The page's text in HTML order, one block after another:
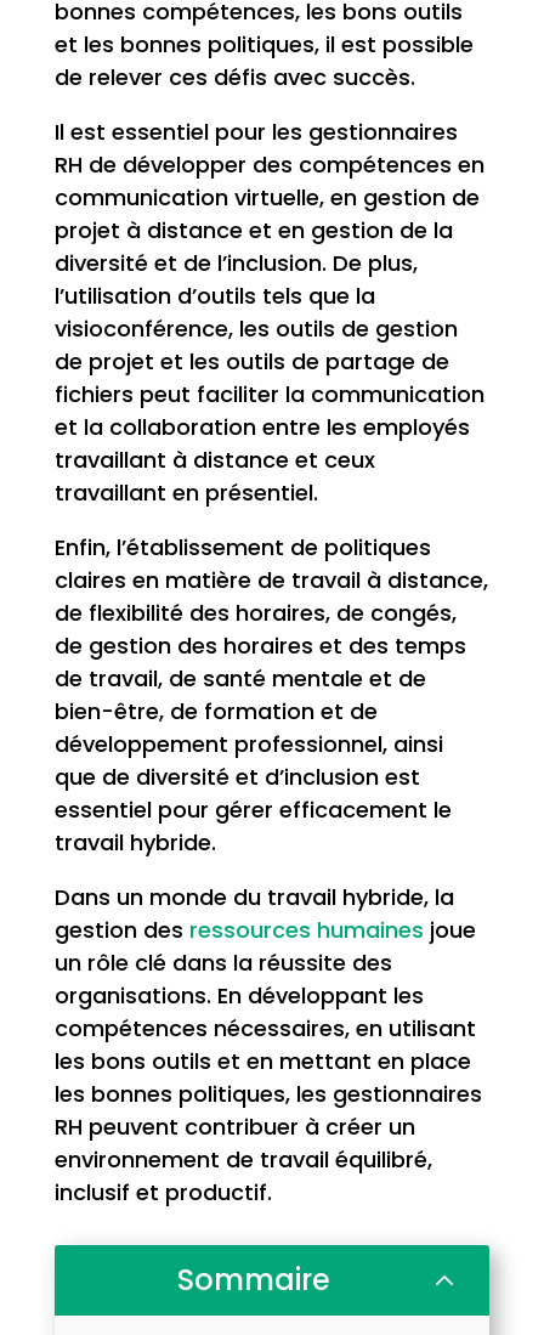
bonnes compétences, les bons outils
et les bonnes politiques, il est possible
de relever ces défis avec succès.
Il est essentiel pour les gestionnaires
RH de développer des compétences en
communication virtuelle, en gestion de
projet à distance et en gestion de la
diversité et de l’inclusion. De plus,
l’utilisation d’outils tels que la
visioconférence, les outils de gestion
de projet et les outils de partage de
fichiers peut faciliter la communication
et la collaboration entre les employés
travaillant à distance et ceux
travaillant en présentiel.
Enfin, l’établissement de politiques
claires en matière de travail à distance,
de flexibilité des horaires, de congés,
de gestion des horaires et des temps
de travail, de santé mentale et de
bien-être, de formation et de
développement professionnel, ainsi
que de diversité et d’inclusion est
essentiel pour gérer efficacement le
travail hybride.
Dans un monde du travail hybride, la
gestion des ressources humaines joue
un rôle clé dans la réussite des
organisations. En développant les
compétences nécessaires, en utilisant
les bons outils et en mettant en place
les bonnes politiques, les gestionnaires
RH peuvent contribuer à créer un
environnement de travail équilibré,
inclusif et productif.
Sommaire 2